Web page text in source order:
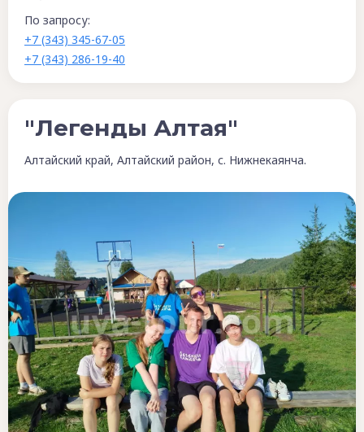
По запросу:
+7 (343) 345-67-05
+7 (343) 286-19-40
"Легенды Алтая"
Алтайский край, Алтайский район, с. Нижнекаянча.